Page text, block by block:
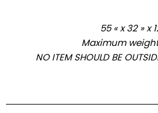
55 « x 32 » x
Maximum
NO ITEM SHOULD BE